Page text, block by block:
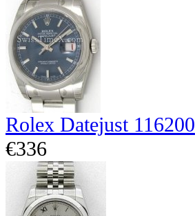
Rolex Datejust 116200
€336